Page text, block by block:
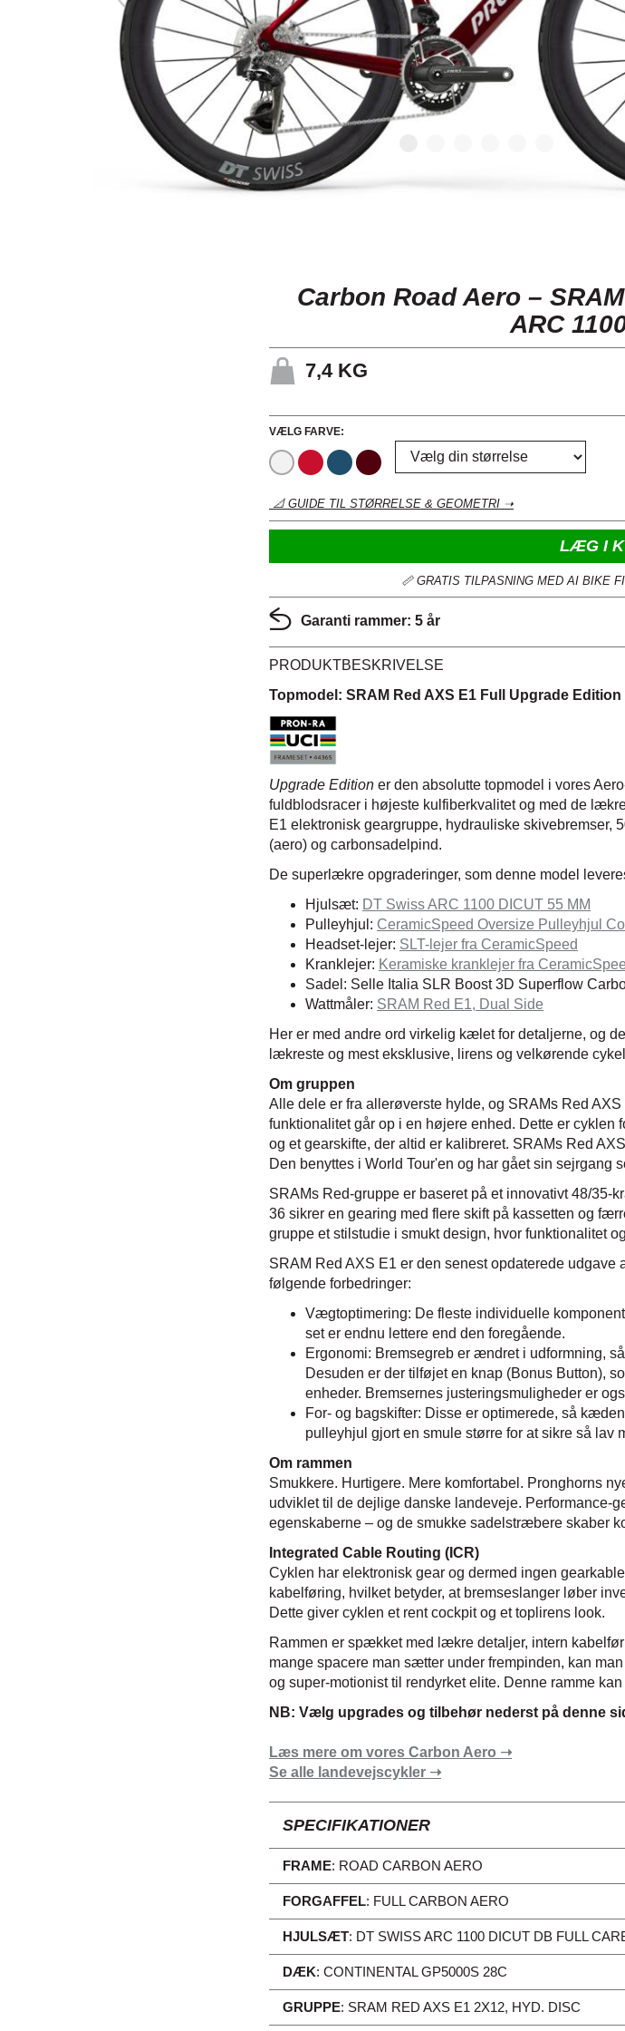
Carbon Road Aero –
ARC
7,4KG
VÆLG FARVE:
📐 GUIDE TIL STØRRELSE & GEOMETRI ➝
LÆG I
📏 GRATIS TILPASNING MED AI BIKE
Garanti rammer: 5 år
PRODUKTBESKRIVELSE
Topmodel: SRAM Red AXS E1 Full Upgrade
Upgrade Edition er den absolutte topmodel i vores
fuldblodsracer i højeste kulfiberkvalitet og med de
E1 elektronisk geargruppe, hydrauliske skivebremser,
(aero) og carbonsadelpind.
De superlækre opgraderinger, som denne model
Hjulsæt: DT Swiss ARC 1100 DICUT 55 MM
Pulleyhjul: CeramicSpeed Oversize Pulleyhjul
Headset-lejer: SLT-lejer fra CeramicSpeed
Kranklejer: Keramiske kranklejer fra
Sadel: Selle Italia SLR Boost 3D Superflow
Wattmåler: SRAM Red E1, Dual Side
Her er med andre ord virkelig kælet for detaljerne, og
lækreste og mest eksklusive, lirens og velkørende
Om gruppen
Alle dele er fra allerøverste hylde, og SRAMs Red
funktionalitet går op i en højere enhed. Dette er cyklen
og et gearskifte, der altid er kalibreret. SRAMs Red
Den benyttes i World Tour'en og har gået sin sejrgang
SRAMs Red-gruppe er baseret på et innovativt 48/35-
36 sikrer en gearing med flere skift på kassetten og
gruppe et stilstudie i smukt design, hvor funktionalitet
SRAM Red AXS E1 er den senest opdaterede udgave
følgende forbedringer:
Vægtoptimering: De fleste individuelle
set er endnu lettere end den foregående.
Ergonomi: Bremsegreb er ændret i udformning,
Desuden er der tilføjet en knap (Bonus Button),
enheder. Bremsernes justeringsmuligheder er
For- og bagskifter: Disse er optimerede, så
pulleyhjul gjort en smule større for at sikre så lav
Om rammen
Smukkere. Hurtigere. Mere komfortabel. Pronghorns
udviklet til de dejlige danske landeveje. Performance-
egenskaberne – og de smukke sadelstræbere skaber
Integrated Cable Routing (ICR)
Cyklen har elektronisk gear og dermed ingen
kabelføring, hvilket betyder, at bremseslanger løber
Dette giver cyklen et rent cockpit og et toplirens look.
Rammen er spækket med lækre detaljer, intern
mange spacere man sætter under frempinden, kan
og super-motionist til rendyrket elite. Denne ramme
NB: Vælg upgrades og tilbehør nederst på denne
Læs mere om vores Carbon Aero ➝
Se alle landevejscykler ➝
SPECIFIKATIONER
FRAME: ROAD CARBON AERO
FORGAFFEL: FULL CARBON AERO
HJULSÆT: DT SWISS ARC 1100 DICUT DB FULL
DÆK: CONTINENTAL GP5000S 28C
GRUPPE: SRAM RED AXS E1 2X12, HYD. DISC